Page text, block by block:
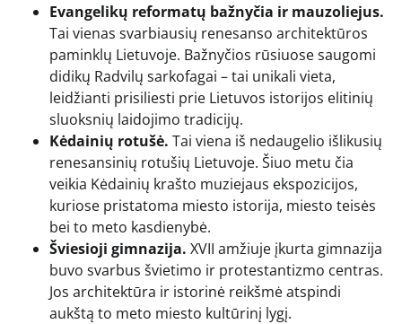
Evangelikų reformatų bažnyčia ir mauzoliejus.
Tai vienas svarbiausių renesanso architektūros
paminklų Lietuvoje. Bažnyčios rūsiuose saugomi
didikų Radvilų sarkofagai – tai unikali vieta,
leidžianti prisiliesti prie Lietuvos istorijos elitinių
sluoksnių laidojimo tradicijų.
Kėdainių rotušė. Tai viena iš nedaugelio išlikusių
renesansinių rotušių Lietuvoje. Šiuo metu čia
veikia Kėdainių krašto muziejaus ekspozicijos,
kuriose pristatoma miesto istorija, miesto teisės
bei to meto kasdienybė.
Šviesioji gimnazija. XVII amžiuje įkurta gimnazija
buvo svarbus švietimo ir protestantizmo centras.
Jos architektūra ir istorinė reikšmė atspindi
aukštą to meto miesto kultūrinį lygį.